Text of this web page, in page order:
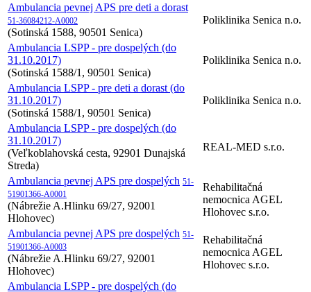
Ambulancia pevnej APS pre deti a dorast
51-36084212-A0002
(Sotinská 1588, 90501 Senica)
Poliklinika Senica n.o.
Ambulancia LSPP - pre dospelých (do
31.10.2017)
(Sotinská 1588/1, 90501 Senica)
Poliklinika Senica n.o.
Ambulancia LSPP - pre deti a dorast (do
31.10.2017)
(Sotinská 1588/1, 90501 Senica)
Poliklinika Senica n.o.
Ambulancia LSPP - pre dospelých (do
31.10.2017)
(Veľkoblahovská cesta, 92901 Dunajská
Streda)
REAL-MED s.r.o.
Ambulancia pevnej APS pre dospelých 51-
51901366-A0001
(Nábrežie A.Hlinku 69/27, 92001
Hlohovec)
Rehabilitačná
nemocnica AGEL
Hlohovec s.r.o.
Ambulancia pevnej APS pre dospelých 51-
51901366-A0003
(Nábrežie A.Hlinku 69/27, 92001
Hlohovec)
Rehabilitačná
nemocnica AGEL
Hlohovec s.r.o.
Ambulancia LSPP - pre dospelých (do